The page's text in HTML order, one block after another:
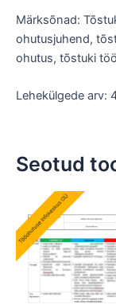
Märksõnad:
ohutusjuhend,
ohutus, tõstuki
Lehekülgede arv:
Seotud
Algne
hind
oli:
49,00 €.
on: